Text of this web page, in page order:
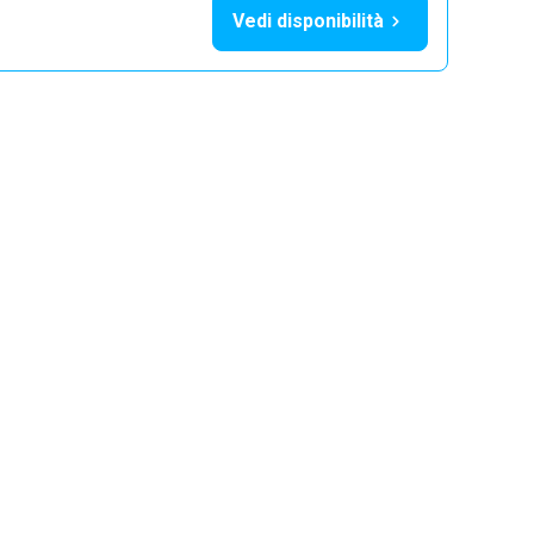
Vedi disponibilità